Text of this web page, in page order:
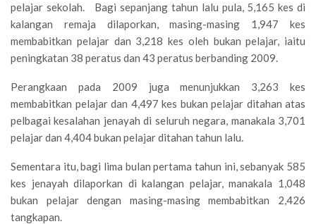
pelajar sekolah. Bagi sepanjang tahun lalu pula, 5,165 kes di
kalangan remaja dilaporkan, masing-masing 1,947 kes
membabitkan pelajar dan 3,218 kes oleh bukan pelajar, iaitu
peningkatan 38 peratus dan 43 peratus berbanding 2009.
Perangkaan pada 2009 juga menunjukkan 3,263 kes
membabitkan pelajar dan 4,497 kes bukan pelajar ditahan atas
pelbagai kesalahan jenayah di seluruh negara, manakala 3,701
pelajar dan 4,404 bukan pelajar ditahan tahun lalu.
Sementara itu, bagi lima bulan pertama tahun ini, sebanyak 585
kes jenayah dilaporkan di kalangan pelajar, manakala 1,048
bukan pelajar dengan masing-masing membabitkan 2,426
tangkapan.